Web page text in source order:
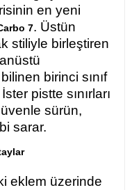
en yeni
7. Üstün
stiliyle birleştiren
birinci sınıf
pistte sınırları
sürün,
sarar.
eklem üzerinde